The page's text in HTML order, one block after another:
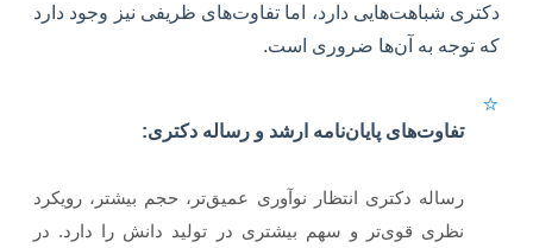
دکتری شباهت‌هایی دارد، اما تفاوت‌های ظریفی نیز وجود دارد
که توجه به آن‌ها ضروری است.
⭐
تفاوت‌های پایان‌نامه ارشد و رساله دکتری:
رساله دکتری انتظار نوآوری عمیق‌تر، حجم بیشتر، رویکرد
نظری قوی‌تر و سهم بیشتری در تولید دانش را دارد. در